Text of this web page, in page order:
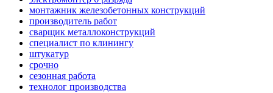
монтажник железобетонных конструкций
производитель работ
сварщик металлоконструкций
специалист по клинингу
штукатур
срочно
сезонная работа
технолог производства